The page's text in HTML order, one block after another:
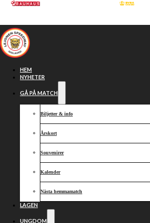
Hoppa till huvudinnehåll
HEM
NYHETER
GÅ PÅ MATCH
Biljetter & info
Årskort
Souvenirer
Kalender
Nästa hemmamatch
LAGEN
UNGDOM
Laguttagning